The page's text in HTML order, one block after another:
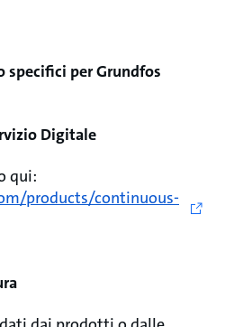
per Grundfos
Digitale
qui:
products/continuous-